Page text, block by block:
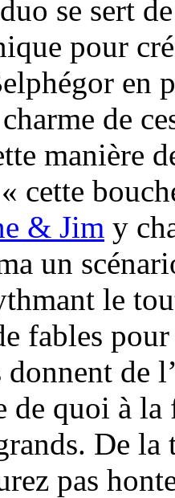
se sert
pour
en
de
manière
cette
& Jim y
un
le
fables
donnent de
de quoi à
De la
pas